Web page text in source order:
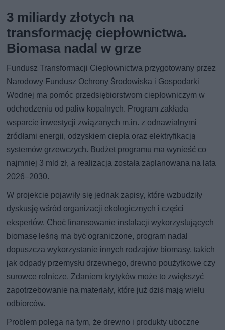
3 miliardy złotych na
transformację ciepłownictwa.
Biomasa nadal w grze
Fundusz Transformacji Ciepłownictwa przygotowany przez
Narodowy Fundusz Ochrony Środowiska i Gospodarki
Wodnej ma pomóc przedsiębiorstwom ciepłowniczym w
odchodzeniu od paliw kopalnych. Program zakłada
wsparcie inwestycji związanych m.in. z odnawialnymi
źródłami energii, odzyskiem ciepła oraz elektryfikacją
systemów grzewczych. Budżet programu ma wynieść co
najmniej 3 mld zł, a realizacja została zaplanowana na lata
2026–2030.
W projekcie pojawiły się jednak zapisy, które wzbudziły
dyskusję wśród organizacji ekologicznych i części
ekspertów. Choć finansowanie instalacji wykorzystujących
biomasę leśną ma być ograniczone, program nadal
dopuszcza wykorzystanie innych rodzajów biomasy, takich
jak odpady przemysłu drzewnego, drewno poużytkowe czy
surowce rolnicze. Zdaniem krytyków może to zwiększyć
zapotrzebowanie na materiały, które już dziś mają wielu
odbiorców.
Problem polega na tym, że drewno i produkty uboczne